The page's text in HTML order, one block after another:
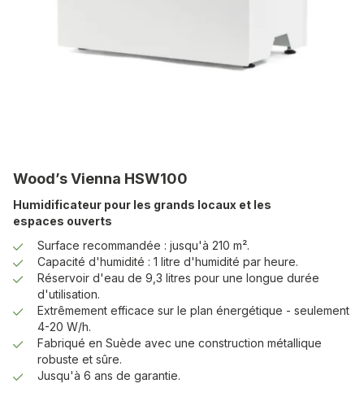
Wood’s Vienna HSW100
Humidificateur pour les grands locaux et les
espaces ouverts
Surface recommandée : jusqu'à 210 m².
Capacité d'humidité : 1 litre d'humidité par heure.
Réservoir d'eau de 9,3 litres pour une longue durée
d'utilisation.
Extrêmement efficace sur le plan énergétique - seulement
4-20 W/h.
Fabriqué en Suède avec une construction métallique
robuste et sûre.
Jusqu'à 6 ans de garantie.